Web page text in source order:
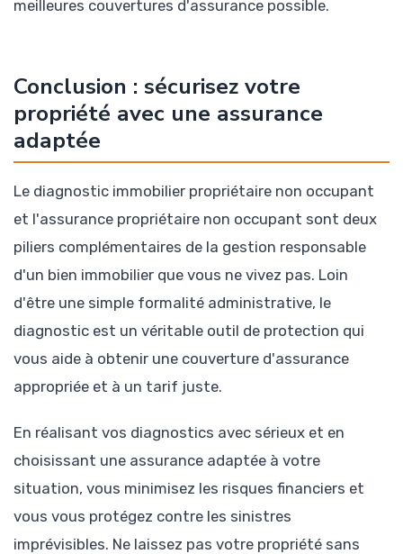
meilleures couvertures d'assurance possible.
Conclusion : sécurisez votre
propriété avec une assurance
adaptée
Le diagnostic immobilier propriétaire non occupant
et l'assurance propriétaire non occupant sont deux
piliers complémentaires de la gestion responsable
d'un bien immobilier que vous ne vivez pas. Loin
d'être une simple formalité administrative, le
diagnostic est un véritable outil de protection qui
vous aide à obtenir une couverture d'assurance
appropriée et à un tarif juste.
En réalisant vos diagnostics avec sérieux et en
choisissant une assurance adaptée à votre
situation, vous minimisez les risques financiers et
vous vous protégez contre les sinistres
imprévisibles. Ne laissez pas votre propriété sans